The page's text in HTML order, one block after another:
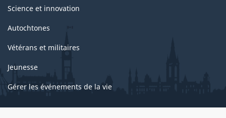
Science et innovation
Autochtones
Vétérans et militaires
Jeunesse
Gérer les événements de la vie